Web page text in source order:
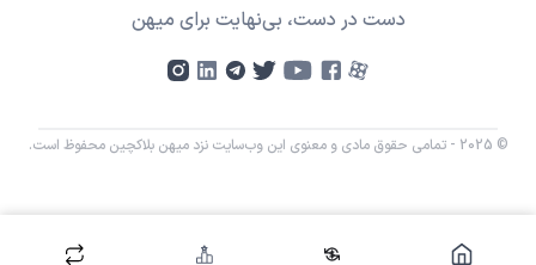
دست در دست، بی‌نهایت برای میهن
© 2025 - تمامی حقوق مادی و معنوی این وب‌سایت نزد میهن بلاکچین محفوظ است.